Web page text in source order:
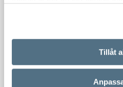
Tillåt